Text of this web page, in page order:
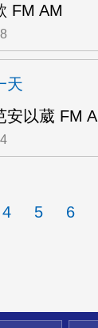
FM AM
天
安以葳 FM
4 5 6